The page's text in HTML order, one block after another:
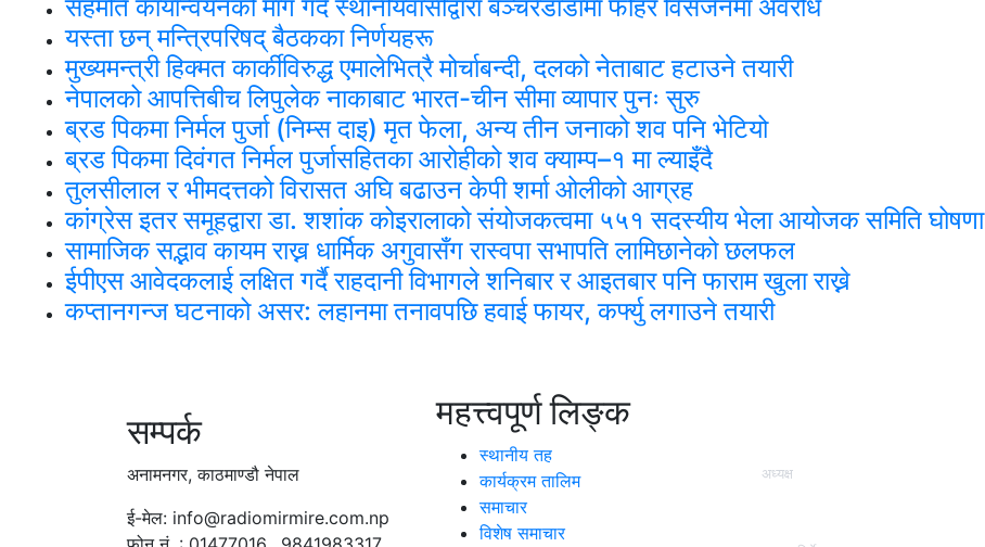
सहमति कार्यान्वयनको माग गर्दै स्थानीयवासीद्वारा बञ्चरेडाँडामा फोहर विसर्जनमा अवरोध
यस्ता छन् मन्त्रिपरिषद् बैठकका निर्णयहरू
मुख्यमन्त्री हिक्मत कार्कीविरुद्ध एमालेभित्रै मोर्चाबन्दी, दलको नेताबाट हटाउने तयारी
नेपालको आपत्तिबीच लिपुलेक नाकाबाट भारत-चीन सीमा व्यापार पुनः सुरु
ब्रड पिकमा निर्मल पुर्जा (निम्स दाइ) मृत फेला, अन्य तीन जनाको शव पनि भेटियो
ब्रड पिकमा दिवंगत निर्मल पुर्जासहितका आरोहीको शव क्याम्प–१ मा ल्याइँदै
तुलसीलाल र भीमदत्तको विरासत अघि बढाउन केपी शर्मा ओलीको आग्रह
कांग्रेस इतर समूहद्वारा डा. शशांक कोइरालाको संयोजकत्वमा ५५१ सदस्यीय भेला आयोजक समिति घोषणा
सामाजिक सद्भाव कायम राख्न धार्मिक अगुवासँग रास्वपा सभापति लामिछानेको छलफल
ईपीएस आवेदकलाई लक्षित गर्दै राहदानी विभागले शनिबार र आइतबार पनि फाराम खुला राख्ने
कप्तानगन्ज घटनाको असर: लहानमा तनावपछि हवाई फायर, कर्फ्यु लगाउने तयारी
सम्पर्क
अनामनगर, काठमाण्डौ नेपाल
ई-मेल: info@radiomirmire.com.np
महत्त्वपूर्ण लिङ्क
स्थानीय तह
कार्यक्रम तालिम
समाचार
विशेष समाचार
अध्यक्ष